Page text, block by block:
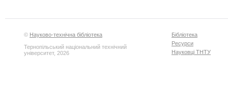
© Науково-технічна бібліотека
Тернопільський національний технічний
університет, 2026
Бібліотека
Ресурси
Науковці ТНТУ